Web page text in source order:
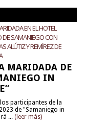
EN EL HOTEL
DE SAMANIEGO CON
ALÚTIZ Y REMÍREZ DE
MARIDADA DE
IN
participantes de la
de "Samaniego in
... (leer más)